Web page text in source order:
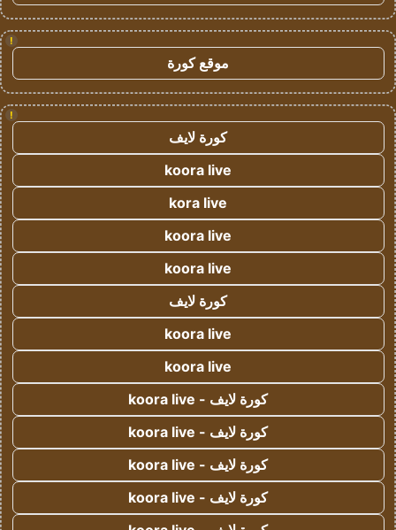
!
موقع كورة
!
كورة لايف
koora live
kora live
koora live
koora live
كورة لايف
koora live
koora live
كورة لايف - koora live
كورة لايف - koora live
كورة لايف - koora live
كورة لايف - koora live